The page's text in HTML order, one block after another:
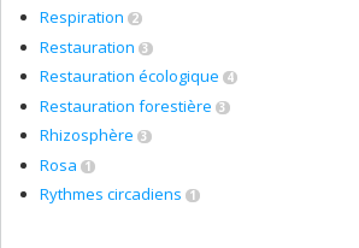
Respiration 2
Restauration 3
Restauration écologique 4
Restauration forestière 3
Rhizosphère 3
Rosa 1
Rythmes circadiens 1